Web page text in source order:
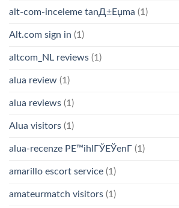
alt-com-inceleme tanД±Еџma (1)
Alt.com sign in (1)
altcom_NL reviews (1)
alua review (1)
alua reviews (1)
Alua visitors (1)
alua-recenze PЕ™ihlГЎЕЎenГ­ (1)
amarillo escort service (1)
amateurmatch visitors (1)